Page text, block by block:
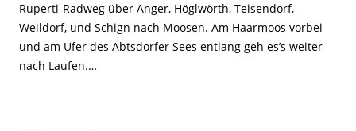
Ruperti-Radweg über Anger, Höglwörth, Teisendorf,
Weildorf, und Schign nach Moosen. Am Haarmoos vorbei
und am Ufer des Abtsdorfer Sees entlang geh es’s weiter
nach Laufen.…